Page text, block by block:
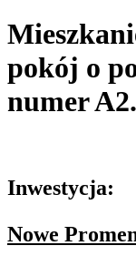
pokój o
numer
Inwestycja:
Nowe